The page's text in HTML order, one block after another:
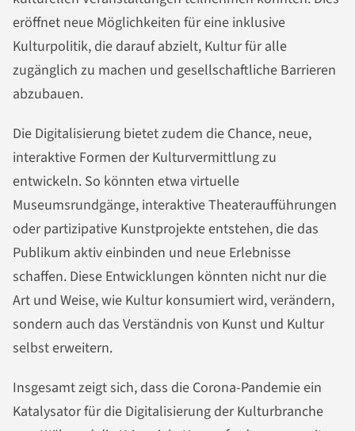
eröffnet neue Möglichkeiten für eine inklusive
Kulturpolitik, die darauf abzielt, Kultur für alle
zugänglich zu machen und gesellschaftliche Barrieren
abzubauen.
Die Digitalisierung bietet zudem die Chance, neue,
interaktive Formen der Kulturvermittlung zu
entwickeln. So könnten etwa virtuelle
Museumsrundgänge, interaktive Theateraufführungen
oder partizipative Kunstprojekte entstehen, die das
Publikum aktiv einbinden und neue Erlebnisse
schaffen. Diese Entwicklungen könnten nicht nur die
Art und Weise, wie Kultur konsumiert wird, verändern,
sondern auch das Verständnis von Kunst und Kultur
selbst erweitern.
Insgesamt zeigt sich, dass die Corona-Pandemie ein
Katalysator für die Digitalisierung der Kulturbranche